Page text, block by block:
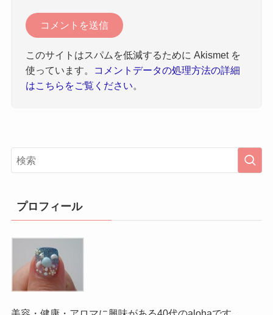
このサイトはスパムを低減するために Akismet を
使っています。
コメントデータの処理方法の詳細
はこちらをご覧ください。
プロフィール